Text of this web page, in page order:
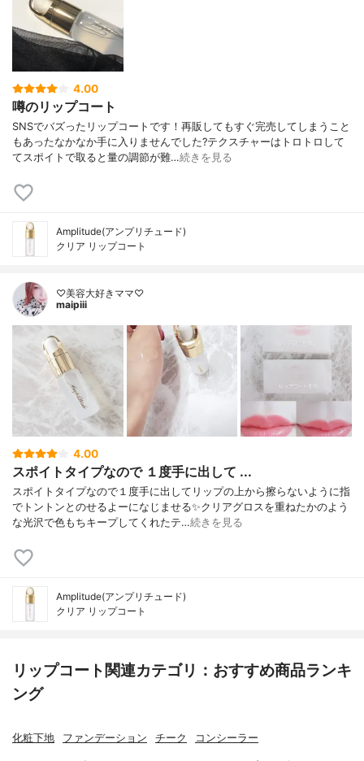
4.00
噂のリップコート
SNSでバズったリップコートです！再販してもすぐ完売してしまうこと
もあったなかなか手に入りませんでした?テクスチャーはトロトロして
てスポイトで取ると量の調節が難…続きを見る
Amplitude(アンプリチュード)
クリア リップコート
♡美容大好きママ♡
maipiii
4.00
スポイトタイプなので １度手に出して ...
スポイトタイプなので１度手に出してリップの上から擦らないように指
でトントンとのせるよーになじませる✨クリアグロスを重ねたかのよう
な光沢で色もちキープしてくれたテ…続きを見る
Amplitude(アンプリチュード)
クリア リップコート
リップコート関連カテゴリ：おすすめ商品ランキ
ング
化粧下地 ファンデーション チーク コンシーラー